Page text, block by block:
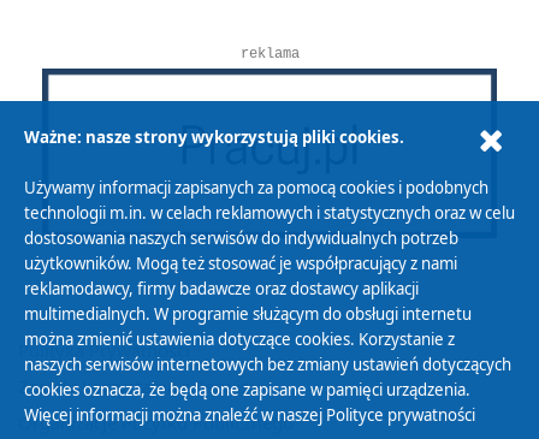
reklama
Polityka Prywatności
Zasady korzystania z Serwisu
Organizacje Pożytku Publicznego
Ważne: nasze strony wykorzystują pliki cookies.
Używamy informacji zapisanych za pomocą cookies i podobnych
technologii m.in. w celach reklamowych i statystycznych oraz w celu
dostosowania naszych serwisów do indywidualnych potrzeb
użytkowników. Mogą też stosować je współpracujący z nami
reklamodawcy, firmy badawcze oraz dostawcy aplikacji
multimedialnych. W programie służącym do obsługi internetu
można zmienić ustawienia dotyczące cookies. Korzystanie z
naszych serwisów internetowych bez zmiany ustawień dotyczących
cookies oznacza, że będą one zapisane w pamięci urządzenia.
Więcej informacji można znaleźć w naszej Polityce prywatności